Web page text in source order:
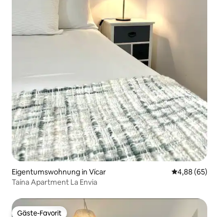
Eigentumswohnung in Vícar
4,88 (65)
Taína Apartment La Envia
Gäste-Favorit